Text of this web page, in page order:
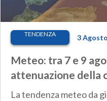
TENDENZA 3
Meteo: tra 7 e 9
attenuazione della
Nord rischio
La tendenza meteo da